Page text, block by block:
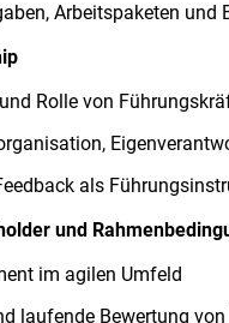
Arbeitspaketen und
Rolle von
als
und
im agilen Umfeld
laufende Bewertung von